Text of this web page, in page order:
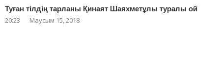
Туған тілдің тарланы Қинаят Шаяхметұлы туралы ой
20:23 Маусым 15, 2018